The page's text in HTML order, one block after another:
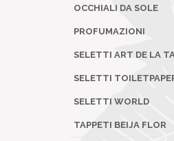
OCCHIALI DA SOLE
PROFUMAZIONI
SELETTI ART DE LA
SELETTI
SELETTI WORLD
TAPPETI BEIJA FLOR